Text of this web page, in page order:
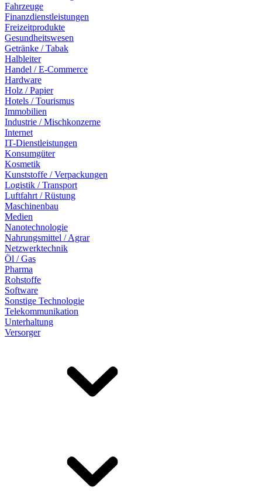
Fahrzeuge
Finanzdienstleistungen
Freizeitprodukte
Gesundheitswesen
Getränke / Tabak
Halbleiter
Handel / E-Commerce
Hardware
Holz / Papier
Hotels / Tourismus
Immobilien
Industrie / Mischkonzerne
Internet
IT-Dienstleistungen
Konsumgüter
Kosmetik
Kunststoffe / Verpackungen
Logistik / Transport
Luftfahrt / Rüstung
Maschinenbau
Medien
Nanotechnologie
Nahrungsmittel / Agrar
Netzwerktechnik
Öl / Gas
Pharma
Rohstoffe
Software
Sonstige Technologie
Telekommunikation
Unterhaltung
Versorger